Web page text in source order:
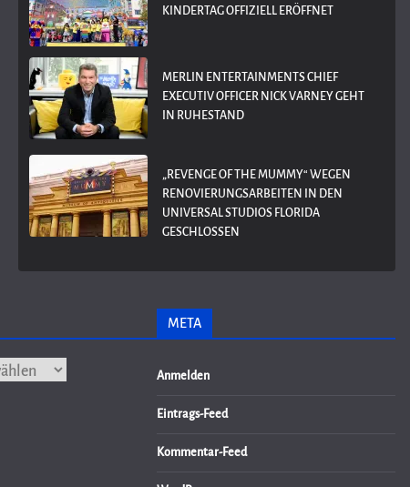
KINDERTAG OFFIZIELL ERÖFFNET
MERLIN ENTERTAINMENTS CHIEF
EXECUTIV OFFICER NICK VARNEY GEHT
IN RUHESTAND
„REVENGE OF THE MUMMY“ WEGEN
RENOVIERUNGSARBEITEN IN DEN
UNIVERSAL STUDIOS FLORIDA
GESCHLOSSEN
META
Anmelden
Eintrags-Feed
Kommentar-Feed